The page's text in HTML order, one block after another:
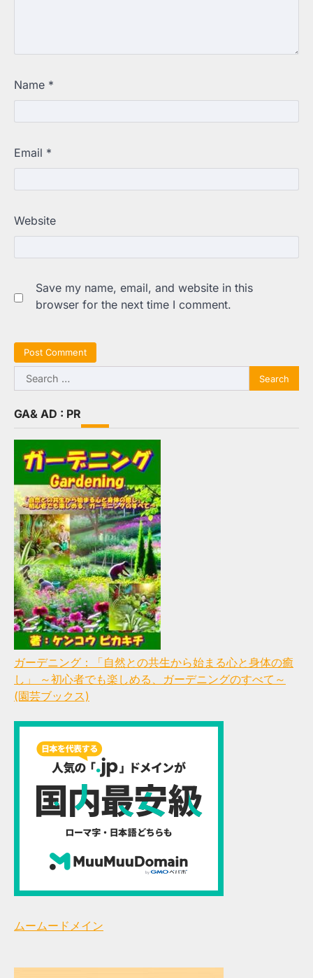
Name *
Email *
Website
Save my name, email, and website in this
browser for the next time I comment.
Search
for:
GA& AD : PR
ガーデニング：「自然との共生から始まる心と身体の癒
し」 ～初心者でも楽しめる、ガーデニングのすべて～
(園芸ブックス)
ムームードメイン